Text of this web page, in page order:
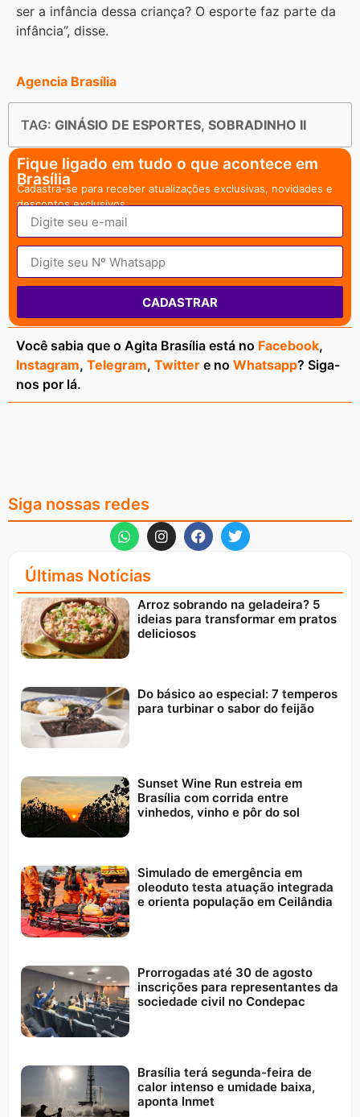
ser a infância dessa criança? O esporte faz parte da
infância”, disse.
Agencia Brasília
TAG: GINÁSIO DE ESPORTES, SOBRADINHO II
Fique ligado em tudo o que acontece em
Brasília
Cadastra-se para receber atualizações exclusivas, novidades e
descontos exclusivos.
CADASTRAR
Você sabia que o Agita Brasília está no Facebook,
Instagram, Telegram, Twitter e no Whatsapp? Siga-
nos por lá.
Siga nossas redes
Últimas Notícias
Arroz sobrando na geladeira? 5
ideias para transformar em pratos
deliciosos
Do básico ao especial: 7 temperos
para turbinar o sabor do feijão
Sunset Wine Run estreia em
Brasília com corrida entre
vinhedos, vinho e pôr do sol
Simulado de emergência em
oleoduto testa atuação integrada
e orienta população em Ceilândia
Prorrogadas até 30 de agosto
inscrições para representantes da
sociedade civil no Condepac
Brasília terá segunda-feira de
calor intenso e umidade baixa,
aponta Inmet